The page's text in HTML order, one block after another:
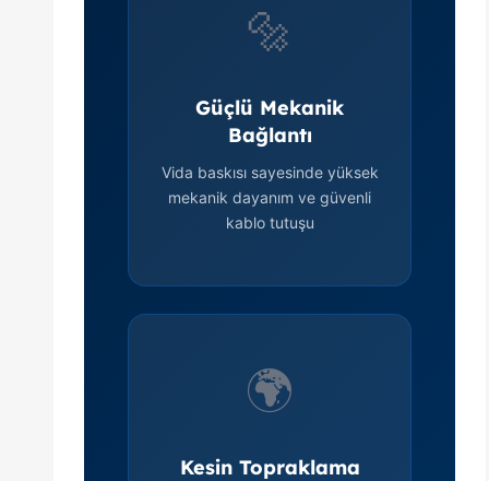
🔩
Güçlü Mekanik
Bağlantı
Vida baskısı sayesinde yüksek
mekanik dayanım ve güvenli
kablo tutuşu
🌍
Kesin Topraklama